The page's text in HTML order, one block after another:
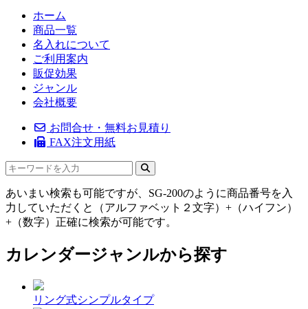
ホーム
商品一覧
名入れについて
ご利用案内
販促効果
ジャンル
会社概要
お問合せ・無料お見積り
FAX注文用紙
あいまい検索も可能ですが、SG-200のように商品番号を入
力していただくと（アルファベット２文字）+（ハイフン）
+（数字）正確に検索が可能です。
カレンダージャンルから探す
リング式シンプルタイプ